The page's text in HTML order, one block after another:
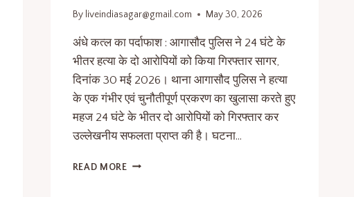
By liveindiasagar@gmail.com May 30, 2026
अंधे कत्ल का पर्दाफाश : आगासौद पुलिस ने 24 घंटे के
भीतर हत्या के दो आरोपियों को किया गिरफ्तार सागर,
दिनांक 30 मई 2026। थाना आगासौद पुलिस ने हत्या
के एक गंभीर एवं चुनौतीपूर्ण प्रकरण का खुलासा करते हुए
महज 24 घंटे के भीतर दो आरोपियों को गिरफ्तार कर
उल्लेखनीय सफलता प्राप्त की है। घटना…
READ MORE